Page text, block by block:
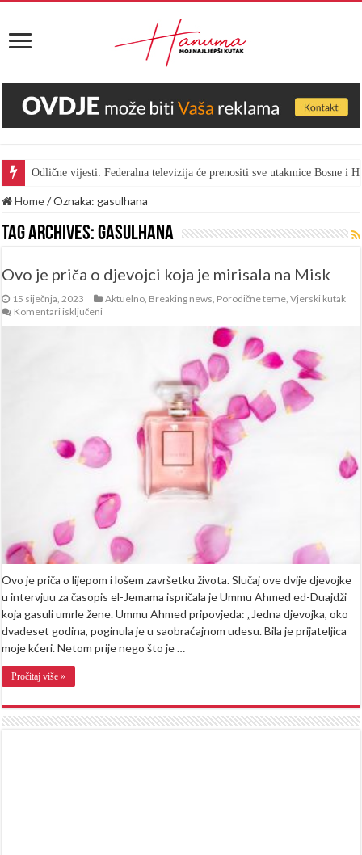
Odlične vijesti: Federalna televizija će prenositi sve utakmice Bosne i
Home/Oznaka: gasulhana
Tag Archives:gasulhana
Ovo je priča o djevojci koja je mirisala na Misk
15 siječnja, 2023 Aktuelno Breaking news Porodične teme ,Vjerski kutak
Komentari isključeni
Ovo je priča o lijepom i lošem završetku života. Slučaj ove dvije djevojke
u intervjuu za časopis el-Jemama ispričala je Ummu Ahmed ed-Duajdži
koja gasuli umrle žene. Ummu Ahmed pripovjeda: „Jedna djevojka, oko
dvadeset godina, poginula je u saobraćajnom udesu. Bila je prijateljica
moje kćeri. Netom prije nego što je …
Pročitaj više »